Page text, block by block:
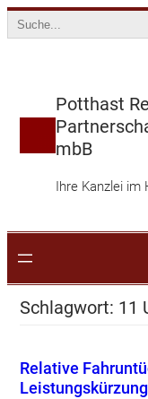
Search
Potthast
mbB
Ihre Kanzlei im
Schlagwort: 11
Relative